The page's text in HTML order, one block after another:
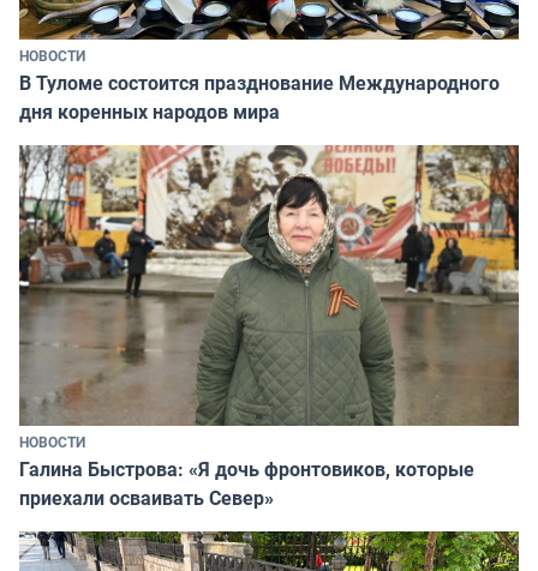
НОВОСТИ
В Туломе состоится празднование Международного
дня коренных народов мира
НОВОСТИ
Галина Быстрова: «Я дочь фронтовиков, которые
приехали осваивать Север»